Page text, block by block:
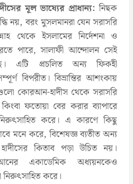
মূল ভাষ্যের প্রাধান্য: নিছক
নয়, বরং মুসলমানরা যেন সরাসরি
থেকে ইসলামের নির্দেশনা ও
পারে, সালাফী আন্দোলন সেই
এটি প্রচলিত অন্য ফিকহী
বিপরীত। বিভ্রান্তির আশংকায়
কোরআন-হাদীস থেকে সরাসরি
ফতোয়া বের করার ব্যাপারে
করে। এ কারণে কিছু
মনে করে, বিশেষজ্ঞ ব্যতীত অন্য
কিতাব পড়া উচিত নয়।
একাডেমিক অধ্যয়নকেও
নিরুৎসাহিত করে।